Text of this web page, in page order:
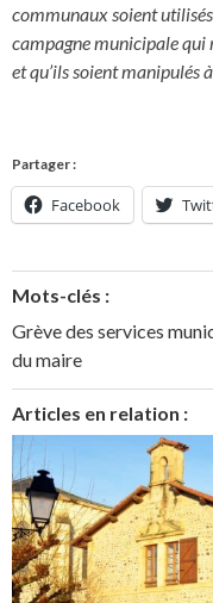
communaux soient
campagne municipale
et qu’ils soient manipulés
Partager :
Facebook
Mots-clés :
Grève des services
du maire
Articles en relation :